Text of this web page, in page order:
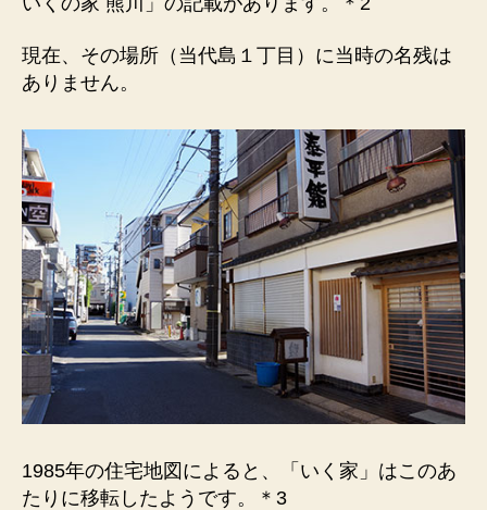
現在、その場所（当代島１丁目）に当時の名残は
ありません。
1985年の住宅地図によると、「いく家」はこのあ
たりに移転したようです。＊3